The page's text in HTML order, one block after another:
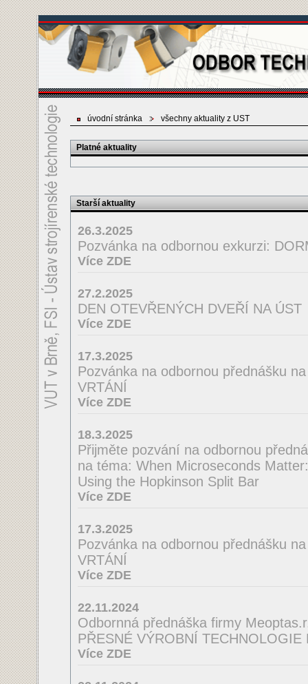
úvodní stránka všechny aktuality z UST
Platné aktuality
Starší aktuality
26.3.2025
Pozvánka na odbornou exkurzi:
Více ZDE
27.2.2025
DEN OTEVŘENÝCH DVEŘÍ NA ÚST
Více ZDE
17.3.2025
Pozvánka na odbornou přednášku
VRTÁNÍ
Více ZDE
18.3.2025
Přijměte pozvání na odbornou
na téma: When Microseconds
Using the Hopkinson Split Bar
Více ZDE
17.3.2025
Pozvánka na odbornou přednášku
VRTÁNÍ
Více ZDE
22.11.2024
Odbornná přednáška firmy
PŘESNÉ VÝROBNÍ
Více ZDE